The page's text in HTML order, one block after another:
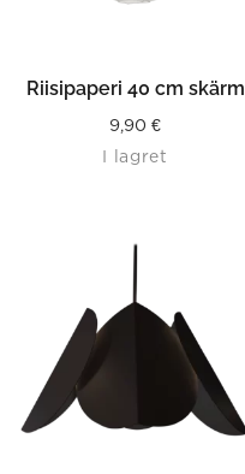
Riisipaperi 40 cm skärm
9,90 €
I lagret